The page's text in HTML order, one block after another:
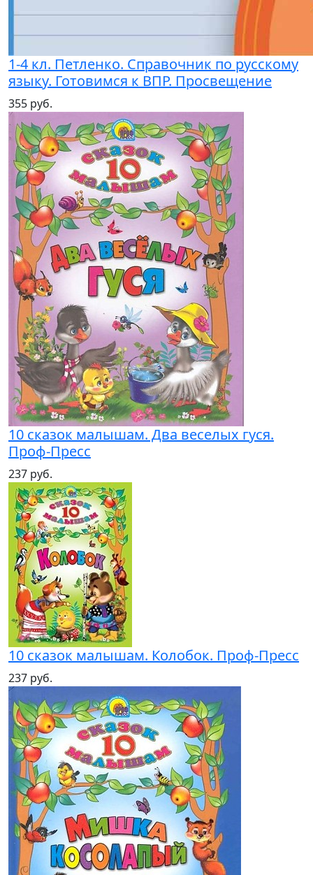
1-4 кл. Петленко. Справочник по русскому
языку. Готовимся к ВПР. Просвещение
355 руб.
10 сказок малышам. Два веселых гуся.
Проф-Пресс
237 руб.
10 сказок малышам. Колобок. Проф-Пресс
237 руб.